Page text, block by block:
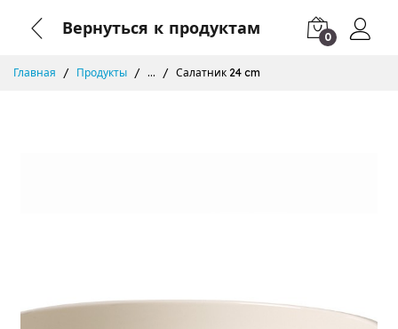
Вернуться к продуктам 0
Главная Продукты ... Салатник 24 cm